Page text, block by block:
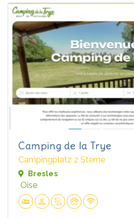
Camping de la Trye
Campingplatz 2 Sterne
Bresles
Oise